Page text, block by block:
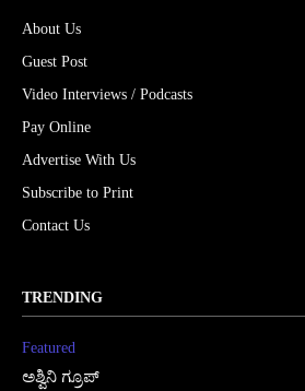
About Us
Guest Post
Video Interviews / Podcasts
Pay Online
Advertise With Us
Subscribe to Print
Contact Us
TRENDING
Featured
ಅಶ್ವಿನಿ ಗ್ರೂಪ್